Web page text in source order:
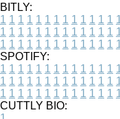
BITLY:
1 1 1 1 1 1 1 1 1 1 1 1 1
1 1 1 1 1 1 1 1 1 1 1 1 1
1 1 1 1 1 1 1 1 1 1 1 1 1
SPOTIFY:
1 1 1 1 1 1 1 1 1 1 1 1 1
1 1 1 1 1 1 1 1 1 1 1 1 1
1 1 1 1 1 1 1 1 1 1 1 1 1
CUTTLY BIO: